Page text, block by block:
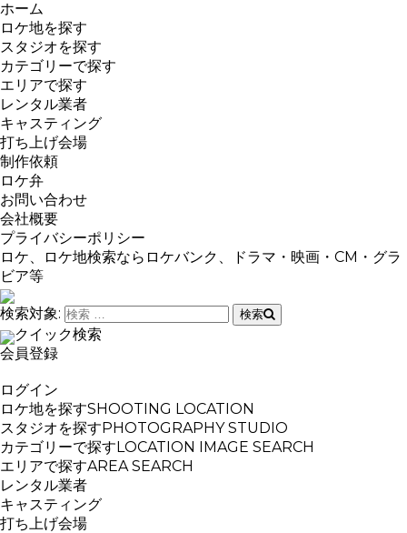
ホーム
ロケ地を探す
スタジオを探す
カテゴリーで探す
エリアで探す
レンタル業者
キャスティング
打ち上げ会場
制作依頼
ロケ弁
お問い合わせ
会社概要
プライバシーポリシー
ロケ、ロケ地検索ならロケバンク、ドラマ・映画・CM・グラ
ビア等
検索対象: 検索
クイック検索
会員登録
ログイン
ロケ地を探すSHOOTING LOCATION
スタジオを探すPHOTOGRAPHY STUDIO
カテゴリーで探すLOCATION IMAGE SEARCH
エリアで探すAREA SEARCH
レンタル業者
キャスティング
打ち上げ会場